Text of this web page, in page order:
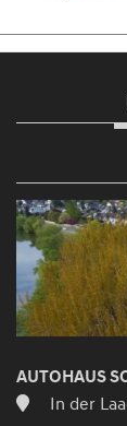
AUTOHAUS
In der